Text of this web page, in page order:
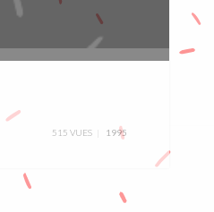
515 VUES 1995